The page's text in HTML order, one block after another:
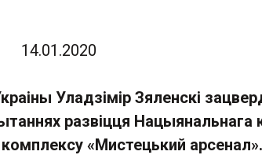
14.01.2020
Уладзімір Зяленскі
развіцця Нацыянальнага
комплексу «Мистецький